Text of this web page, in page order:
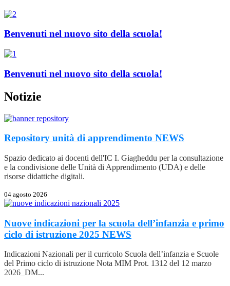
Benvenuti nel nuovo sito della scuola!
Benvenuti nel nuovo sito della scuola!
Notizie
Repository unità di apprendimento NEWS
Spazio dedicato ai docenti dell'IC I. Giagheddu per la consultazione
e la condivisione delle Unità di Apprendimento (UDA) e delle
risorse didattiche digitali.
04 agosto 2026
Nuove indicazioni per la scuola dell’infanzia e primo
ciclo di istruzione 2025 NEWS
Indicazioni Nazionali per il curricolo Scuola dell’infanzia e Scuole
del Primo ciclo di istruzione Nota MIM Prot. 1312 del 12 marzo
2026_DM...